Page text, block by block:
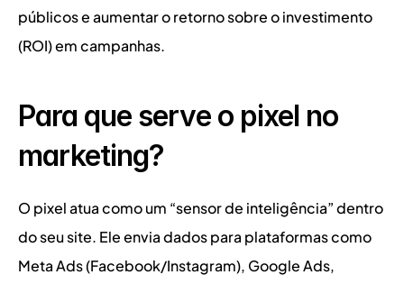
públicos e aumentar o retorno sobre o investimento
(ROI) em campanhas.
Para que serve o pixel no
marketing?
O pixel atua como um “sensor de inteligência” dentro
do seu site. Ele envia dados para plataformas como
Meta Ads (Facebook/Instagram), Google Ads,